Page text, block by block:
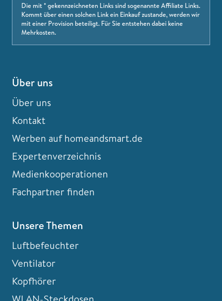
Die mit * gekennzeichneten Links sind sogenannte Affiliate Links.
Kommt über einen solchen Link ein Einkauf zustande, werden wir
mit einer Provision beteiligt. Für Sie entstehen dabei keine
Mehrkosten.
Über uns
Über uns
Kontakt
Werben auf homeandsmart.de
Expertenverzeichnis
Medienkooperationen
Fachpartner finden
Unsere Themen
Luftbefeuchter
Ventilator
Kopfhörer